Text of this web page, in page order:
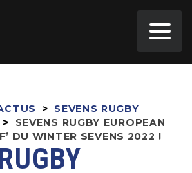
> SEVENS RUGBY
>
SEVENS RUGBY EUROPEAN
DU WINTER SEVENS 2022 !